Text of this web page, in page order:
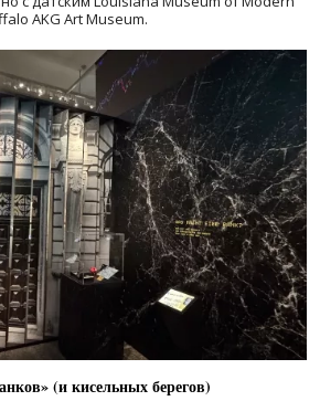
AKG Art Museum.
(и кисельных берегов)